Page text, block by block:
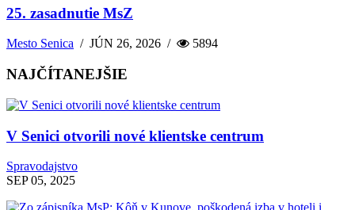
25. zasadnutie MsZ
Mesto Senica /JÚN 26, 2026 / 5894
NAJČÍTANEJŠIE
V Senici otvorili nové klientske centrum
Spravodajstvo
SEP 05, 2025